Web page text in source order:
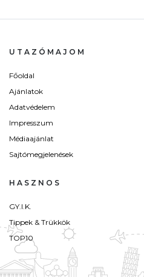
UTAZÓMAJOM
Főoldal
Ajánlatok
Adatvédelem
Impresszum
Médiaajánlat
Sajtómegjelenések
HASZNOS
GY.I.K.
Tippek & Trükkök
TOP10